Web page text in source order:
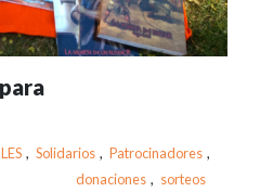
, Solidarios , Patrocinadores ,
donaciones , sorteos